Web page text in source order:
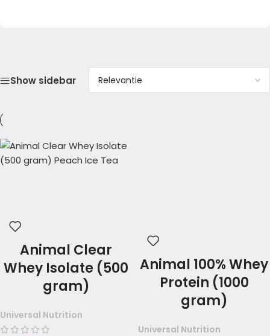
Show sidebar
Animal Clear
Whey Isolate (500
gram)
Universal Nutrition
Animal 100% Whey
Protein (1000
gram)
Universal Nutrition